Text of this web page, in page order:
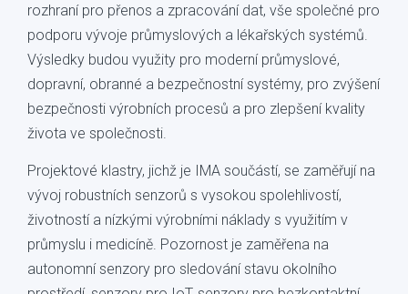
rozhraní pro přenos a zpracování dat, vše společné pro
podporu vývoje průmyslových a lékařských systémů.
Výsledky budou využity pro moderní průmyslové,
dopravní, obranné a bezpečnostní systémy, pro zvýšení
bezpečnosti výrobních procesů a pro zlepšení kvality
života ve společnosti.
Projektové klastry, jichž je IMA součástí, se zaměřují na
vývoj robustních senzorů s vysokou spolehlivostí,
životností a nízkými výrobními náklady s využitím v
průmyslu i medicíně. Pozornost je zaměřena na
autonomní senzory pro sledování stavu okolního